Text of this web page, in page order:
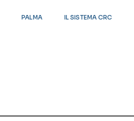
PALMA IL SISTEMA CRC